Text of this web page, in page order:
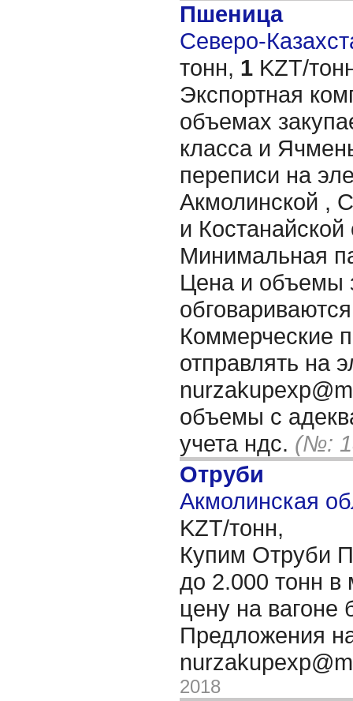
Пшеница
Северо-
тонн, 1 KZT/
Экспортная
объемах
класса и
переписи на
Акмолинской ,
и Костанайской
Минимальная
Цена и объемы
Коммерческие
отправлять на
объемы с
учета ндс. (№:
Отруби
Акмолинская
KZT/тонн,
Купим Отруби
до 2.000 тонн в
цену на вагоне
Предложения
2018